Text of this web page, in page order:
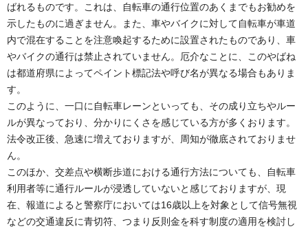
ばれるものです。これは、自転車の通行位置のあくまでもお勧めを
示したものに過ぎません。また、車やバイクに対して自転車が車道
内で混在することを注意喚起するために設置されたものであり、車
やバイクの通行は禁止されていません。厄介なことに、このやばね
は都道府県によってペイント標記法や呼び名が異なる場合もありま
す。
このように、一口に自転車レーンといっても、その成り立ちやルー
ルが異なっており、分かりにくさを感じている方が多くおります。
法令改正後、急速に増えておりますが、周知が徹底されておりませ
ん。
このほか、交差点や横断歩道における通行方法についても、自転車
利用者等に通行ルールが浸透していないと感じておりますが、現
在、報道によると警察庁においては16歳以上を対象として信号無視
などの交通違反に青切符、つまり反則金を科す制度の適用を検討し